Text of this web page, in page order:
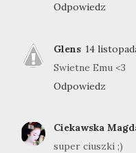
Odpowiedz
Glens 14
Swietne Emu <3
Odpowiedz
Ciekawska
super ciuszki ;)